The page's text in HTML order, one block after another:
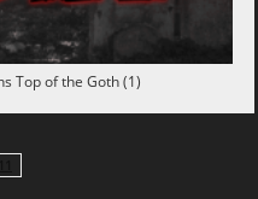
Top of the Goth (1)